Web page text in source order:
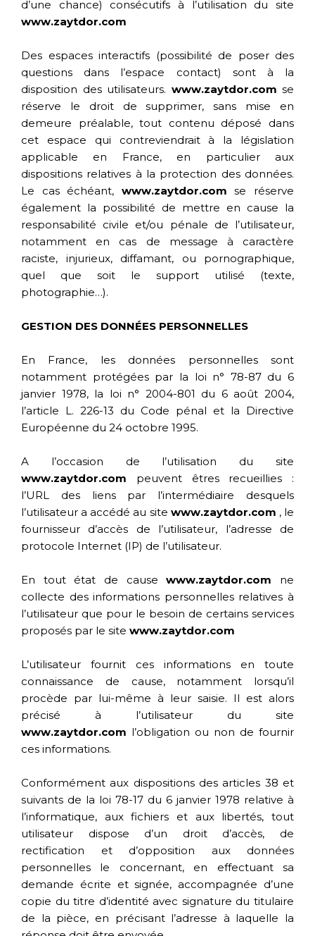
d’une chance) consécutifs à l’utilisation du site
www.zaytdor.com
Des espaces interactifs (possibilité de poser des
questions dans l’espace contact) sont à la
disposition des utilisateurs. www.zaytdor.com se
réserve le droit de supprimer, sans mise en
demeure préalable, tout contenu déposé dans
cet espace qui contreviendrait à la législation
applicable en France, en particulier aux
dispositions relatives à la protection des données.
Le cas échéant, www.zaytdor.com
se réserve
également la possibilité de mettre en cause la
responsabilité civile et/ou pénale de l’utilisateur,
notamment en cas de message à caractère
raciste, injurieux, diffamant, ou pornographique,
quel que soit le support utilisé (texte,
photographie…).
GESTION DES DONNÉES PERSONNELLES
En France, les données personnelles sont
notamment protégées par la loi n° 78-87 du 6
janvier 1978, la loi n° 2004-801 du 6 août 2004,
l’article L. 226-13 du Code pénal et la Directive
Européenne du 24 octobre 1995.
A l’occasion de l’utilisation du site
www.zaytdor.com peuvent êtres recueillies :
l’URL des liens par l’intermédiaire desquels
l’utilisateur a accédé au site www.zaytdor.com , le
fournisseur d’accès de l’utilisateur, l’adresse de
protocole Internet (IP) de l’utilisateur.
En tout état de causewww.zaytdor.com ne
collecte des informations personnelles relatives à
l’utilisateur que pour le besoin de certains services
proposés par le site www.zaytdor.com
L’utilisateur fournit ces informations en toute
connaissance de cause, notamment lorsqu’il
procède par lui-même à leur saisie. Il est alors
précisé à l’utilisateur du site
www.zaytdor.com l’obligation ou non de fournir
ces informations.
Conformément aux dispositions des articles 38 et
suivants de la loi 78-17 du 6 janvier 1978 relative à
l’informatique, aux fichiers et aux libertés, tout
utilisateur dispose d’un droit d’accès, de
rectification et d’opposition aux données
personnelles le concernant, en effectuant sa
demande écrite et signée, accompagnée d’une
copie du titre d’identité avec signature du titulaire
de la pièce, en précisant l’adresse à laquelle la